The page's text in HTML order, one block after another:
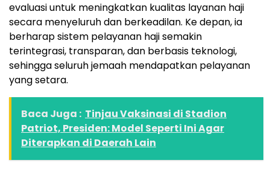
evaluasi untuk meningkatkan kualitas layanan haji
secara menyeluruh dan berkeadilan. Ke depan, ia
berharap sistem pelayanan haji semakin
terintegrasi, transparan, dan berbasis teknologi,
sehingga seluruh jemaah mendapatkan pelayanan
yang setara.
Baca Juga : Tinjau Vaksinasi di Stadion
Patriot, Presiden: Model Seperti Ini Agar
Diterapkan di Daerah Lain